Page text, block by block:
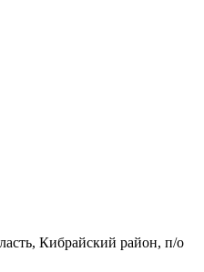
Кибрайский район, п/о